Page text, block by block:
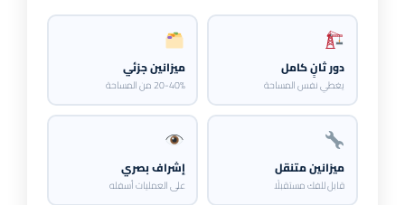
دور ثانٍ كامل
يغطي نفس المساحة
ميزانين جزئي
20-40% من المساحة
ميزانين متنقل
قابل للفك مستقبلًا
إشراف بصري
على العمليات أسفله